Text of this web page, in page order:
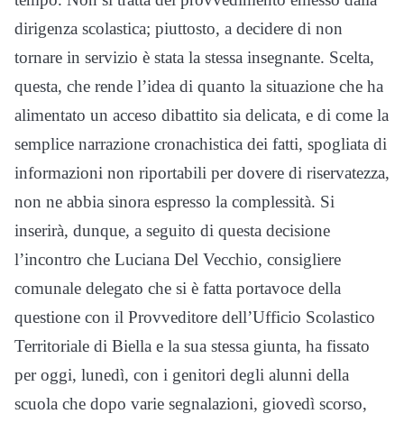
dirigenza scolastica; piuttosto, a decidere di non
tornare in servizio è stata la stessa insegnante. Scelta,
questa, che rende l’idea di quanto la situazione che ha
alimentato un acceso dibattito sia delicata, e di come la
semplice narrazione cronachistica dei fatti, spogliata di
informazioni non riportabili per dovere di riservatezza,
non ne abbia sinora espresso la complessità. Si
inserirà, dunque, a seguito di questa decisione
l’incontro che Luciana Del Vecchio, consigliere
comunale delegato che si è fatta portavoce della
questione con il Provveditore dell’Ufficio Scolastico
Territoriale di Biella e la sua stessa giunta, ha fissato
per oggi, lunedì, con i genitori degli alunni della
scuola che dopo varie segnalazioni, giovedì scorso,